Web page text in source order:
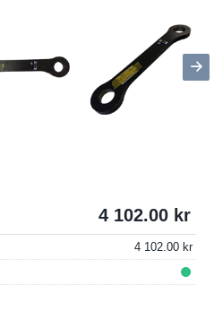
4 102.00
4 102.00